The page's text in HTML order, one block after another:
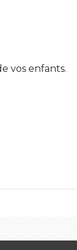
vos enfants.